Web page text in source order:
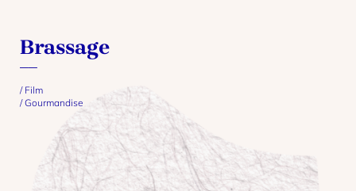
Brassage
Film
Gourmandise